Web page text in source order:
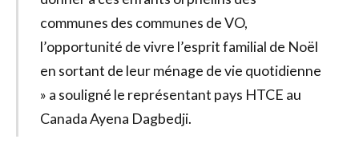
communes des communes de VO,
l’opportunité de vivre l’esprit familial de Noël
en sortant de leur ménage de vie quotidienne
» a souligné le représentant pays HTCE au
Canada Ayena Dagbedji.